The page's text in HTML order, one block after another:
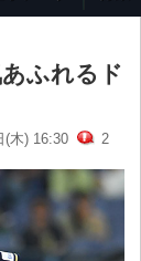
ふれるド
(木) 16:30 2